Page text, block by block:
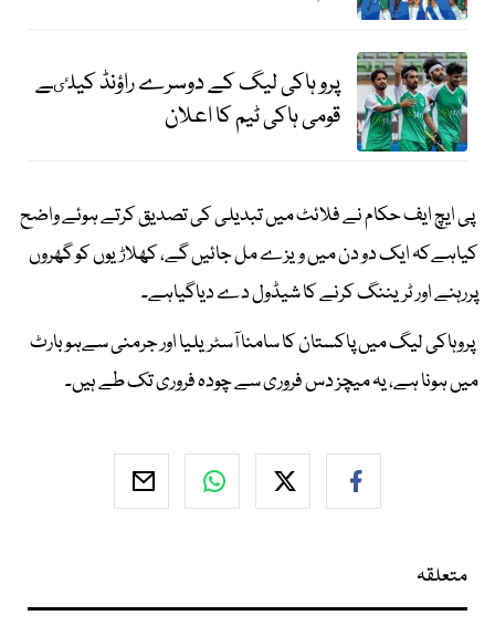
پرو ہاکی لیگ کے دوسرے راؤنڈ کیلٸے
قومی ہاکی ٹیم کا اعلان
پی ایچ ایف حکام نے فلائٹ میں تبدیلی کی تصدیق کرتے ہوئے واضح
کیاہےکہ ایک دو دن میں ویزے مل جائیں گے، کھلاڑیوں کو گھروں
پررہنے اور ٹریننگ کرنے کا شیڈول دے دیاگیاہے۔
پروہاکی لیگ میں پاکستان کا سامنا آسٹریلیا اور جرمنی سےہوبارٹ
میں ہونا ہے، یہ میچز دس فروری سے چودہ فروری تک طے ہیں۔
متعلقہ